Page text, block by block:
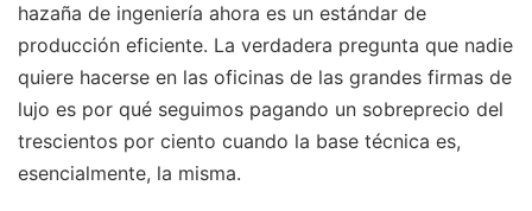
hazaña de ingeniería ahora es un estándar de
producción eficiente. La verdadera pregunta que nadie
quiere hacerse en las oficinas de las grandes firmas de
lujo es por qué seguimos pagando un sobreprecio del
trescientos por ciento cuando la base técnica es,
esencialmente, la misma.